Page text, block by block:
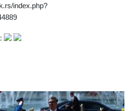
index.php?